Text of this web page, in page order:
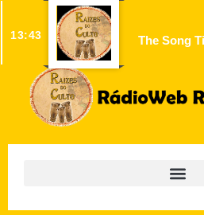
13:43 The Song